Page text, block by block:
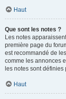
Haut
Que sont les notes ?
Les notes
première page du
est recommandé de
comme les annonces
les notes sont
Haut